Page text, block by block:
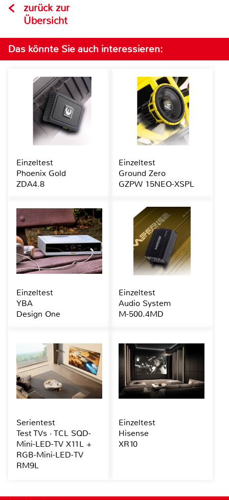
zurück zur
Übersicht
Das könnte Sie auch interessieren:
Einzeltest
Phoenix Gold
ZDA4.8
Einzeltest
Ground Zero
GZPW 15NEO-XSPL
Einzeltest
YBA
Design One
Einzeltest
Audio System
M-500.4MD
Serientest
Test TVs · TCL SQD-
Mini-LED-TV X11L +
RGB-Mini-LED-TV
RM9L
Einzeltest
Hisense
XR10